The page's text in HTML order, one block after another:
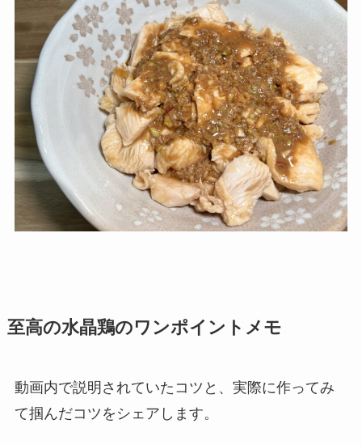
至高の水晶鶏のワンポイントメモ
動画内で説明されていたコツと、実際に作ってみ
て掴んだコツをシェアします。